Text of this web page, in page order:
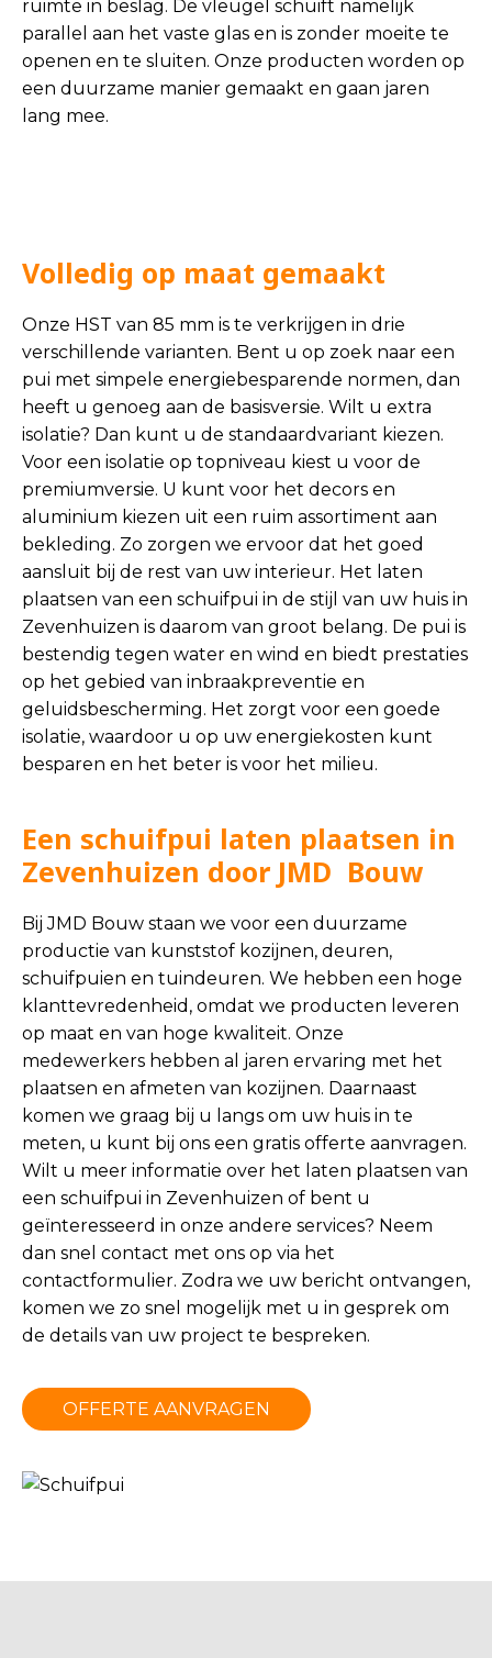
ruimte in beslag. De vleugel schuift namelijk
parallel aan het vaste glas en is zonder moeite te
openen en te sluiten. Onze producten worden op
een duurzame manier gemaakt en gaan jaren
lang mee.
Volledig op maat gemaakt
Onze HST van 85 mm is te verkrijgen in drie
verschillende varianten. Bent u op zoek naar een
pui met simpele energiebesparende normen, dan
heeft u genoeg aan de basisversie. Wilt u extra
isolatie? Dan kunt u de standaardvariant kiezen.
Voor een isolatie op topniveau kiest u voor de
premiumversie. U kunt voor het decors en
aluminium kiezen uit een ruim assortiment aan
bekleding. Zo zorgen we ervoor dat het goed
aansluit bij de rest van uw interieur. Het laten
plaatsen van een schuifpui in de stijl van uw huis in
Zevenhuizen is daarom van groot belang. De pui is
bestendig tegen water en wind en biedt prestaties
op het gebied van inbraakpreventie en
geluidsbescherming. Het zorgt voor een goede
isolatie, waardoor u op uw energiekosten kunt
besparen en het beter is voor het milieu.
Een schuifpui laten plaatsen in
Zevenhuizen door JMD Bouw
Bij JMD Bouw staan we voor een duurzame
productie van kunststof kozijnen, deuren,
schuifpuien en tuindeuren. We hebben een hoge
klanttevredenheid, omdat we producten leveren
op maat en van hoge kwaliteit. Onze
medewerkers hebben al jaren ervaring met het
plaatsen en afmeten van kozijnen. Daarnaast
komen we graag bij u langs om uw huis in te
meten, u kunt bij ons een gratis offerte aanvragen.
Wilt u meer informatie over het laten plaatsen van
een schuifpui in Zevenhuizen of bent u
geïnteresseerd in onze andere services? Neem
dan snel contact met ons op via het
contactformulier. Zodra we uw bericht ontvangen,
komen we zo snel mogelijk met u in gesprek om
de details van uw project te bespreken.
OFFERTE AANVRAGEN